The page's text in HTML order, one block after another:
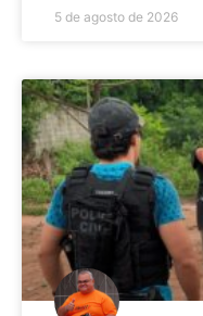
5 de agosto de 2026